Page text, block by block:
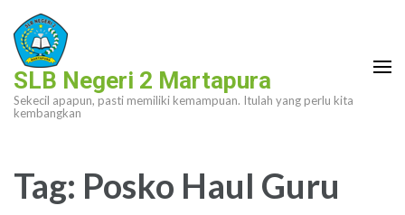
Lompat
ke
konten
(Tekan
Enter)
SLB Negeri 2 Martapura
Sekecil apapun, pasti memiliki kemampuan. Itulah yang perlu kita
kembangkan
Tag: Posko Haul Guru